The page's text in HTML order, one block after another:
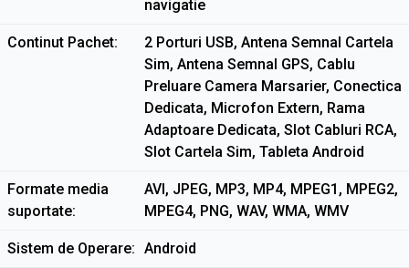
navigatie
Continut Pachet
2 Porturi USB, Antena Semnal Cartela
Sim, Antena Semnal GPS, Cablu
Preluare Camera Marsarier, Conectica
Dedicata, Microfon Extern, Rama
Adaptoare Dedicata, Slot Cabluri RCA,
Slot Cartela Sim, Tableta Android
Formate media
suportate
AVI, JPEG, MP3, MP4, MPEG1, MPEG2,
MPEG4, PNG, WAV, WMA, WMV
Sistem de Operare Android